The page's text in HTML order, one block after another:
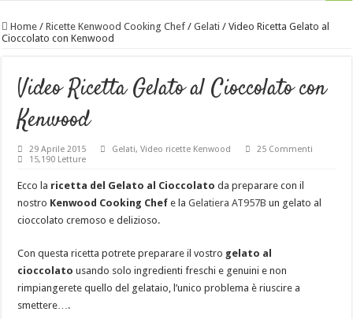
Home / Ricette Kenwood Cooking Chef / Gelati / Video Ricetta Gelato al
Cioccolato con Kenwood
Video Ricetta Gelato al Cioccolato con
Kenwood
29 Aprile 2015 Gelati,Video ricette Kenwood
25 Commenti
15,190 Letture
Ecco la ricetta del Gelato al Cioccolatoda preparare con il
nostro Kenwood Cooking Chef e laGelatiera AT957B un gelato al
cioccolato cremoso e delizioso.
Con questa ricetta potrete preparare il vostro gelato al
cioccolatousando solo ingredienti freschi e genuini e non
rimpiangerete quello del gelataio, l’unico problema è riuscire a
smettere….